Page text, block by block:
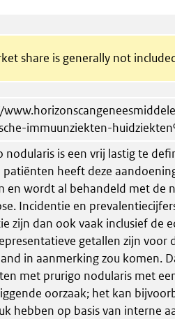
share is generally not
immuunziekten-
nodularis is een vrij lastig te
patiënten heeft deze
en wordt al behandeld met de
Incidentie en
zijn dan ook vaak inclusief de
getallen zijn
in aanmerking zou komen.
met prurigo nodularis met
oorzaak; het kan
hebben op basis van interne